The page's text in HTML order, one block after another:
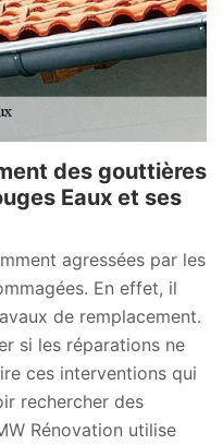
des gouttières
Eaux et ses
agressées par les
En effet, il
de remplacement.
si les réparations ne
ces interventions qui
rechercher des
Rénovation utilise